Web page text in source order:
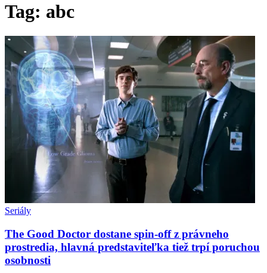
Tag: abc
Seriály
The Good Doctor dostane spin-off z právneho
prostredia, hlavná predstaviteľka tiež trpí poruchou
osobnosti